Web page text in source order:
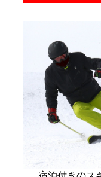
宿泊付きのス